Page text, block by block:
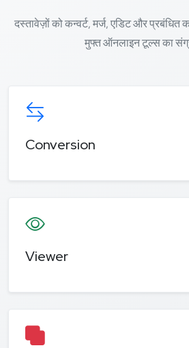
दस्तावेज़ों को कन्वर्ट, मर्ज, एडिट और
मुफ्त ऑनलाइन टूल्स का
Conversion
Viewer